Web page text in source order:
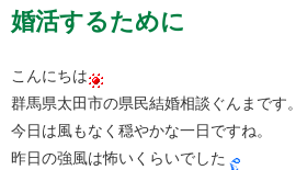
婚活するために
こんにちは
群馬県太田市の県民結婚相談ぐんまです。
今日は風もなく穏やかな一日ですね。
昨日の強風は怖いくらいでした